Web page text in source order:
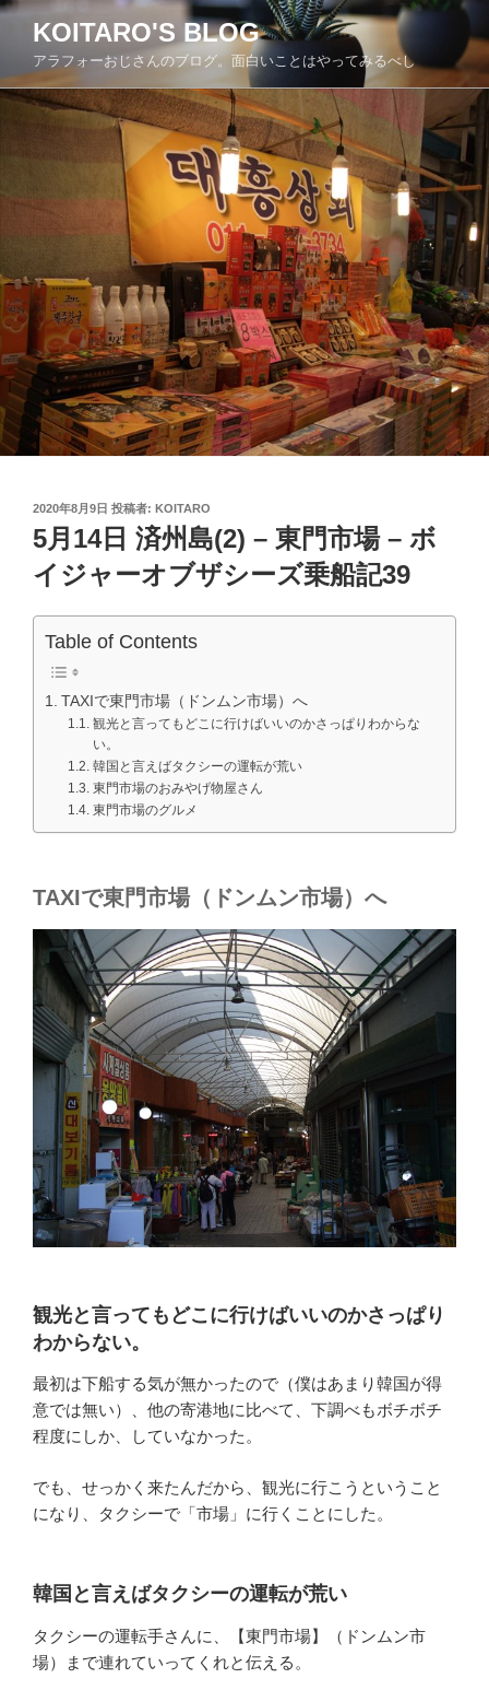
コ
ン
キ
KOITARO'S BLOG
アラフォーおじさんのブログ。面白いことはやってみるべし
投
稿
日:
2020年8月9日 投稿者: KOITARO
5月14日 済州島(2) – 東門市場 – ボ
イジャーオブザシーズ乗船記39
Table of Contents
TAXIで東門市場（ドンムン市場）へ
観光と言ってもどこに行けばいいのかさっぱりわからな
い。
韓国と言えばタクシーの運転が荒い
東門市場のおみやげ物屋さん
東門市場のグルメ
TAXIで東門市場（ドンムン市場）へ
観光と言ってもどこに行けばいいのかさっぱり
わからない。
最初は下船する気が無かったので（僕はあまり韓国が得
意では無い）、他の寄港地に比べて、下調べもボチボチ
程度にしか、していなかった。
でも、せっかく来たんだから、観光に行こうということ
になり、タクシーで「市場」に行くことにした。
韓国と言えばタクシーの運転が荒い
タクシーの運転手さんに、【東門市場】（ドンムン市
場）まで連れていってくれと伝える。